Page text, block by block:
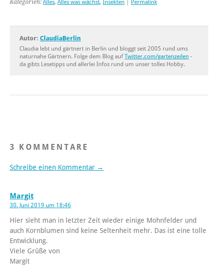
Kategorien: Alles, Alles was wächst, Insekten Permalink
Autor: ClaudiaBerlin
Claudia lebt und gärtnert in Berlin und bloggt seit 2005 rund ums
naturnahe Gärtnern. Folge dem Blog aufTwitter.com/gartenzeilen -
da gibts Lesetipps und allerlei Infos rund um unser tolles Hobby.
3 KOMMENTARE
Schreibe einen Kommentar →
Margit
30. Juni 2019 um 18:46
Hier sieht man in letzter Zeit wieder einige Mohnfelder und
auch Kornblumen sind keine Seltenheit mehr. Das ist eine tolle
Entwicklung.
Viele Grüße von
Margit